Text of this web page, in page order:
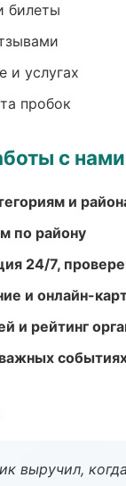
билеты
и услугах
пробок
с нами
и
по району
24/7,
и онлайн-
и рейтинг
выручил,